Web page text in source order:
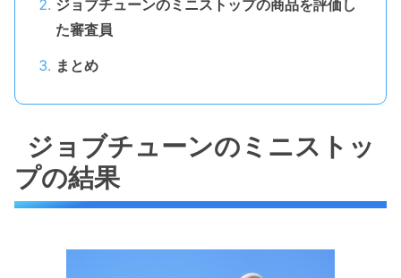
ジョブチューンのミニストップの商品を評価し
た審査員
まとめ
ジョブチューンのミニストッ
プの結果